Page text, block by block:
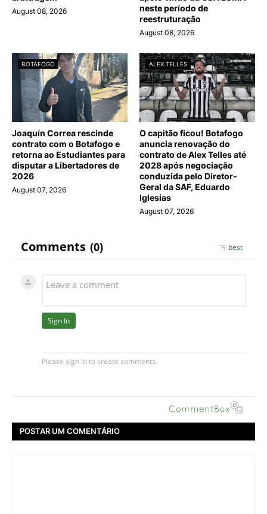
August 08, 2026
neste período de
reestruturação
August 08, 2026
BOTAFOGO
Joaquín Correa rescinde
contrato com o Botafogo e
retorna ao Estudiantes para
disputar a Libertadores de
2026
August 07, 2026
ALEX TELLES
O capitão ficou! Botafogo
anuncia renovação do
contrato de Alex Telles até
2028 após negociação
conduzida pelo Diretor-
Geral da SAF, Eduardo
Iglesias
August 07, 2026
POSTAR UM COMENTÁRIO